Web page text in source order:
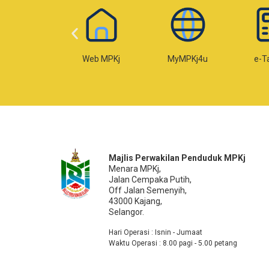
MyMPKj4u e-Taksiran e-
Majlis Perwakilan Penduduk MPKj
Menara MPKj,
Jalan Cempaka Putih,
Off Jalan Semenyih,
43000 Kajang,
Selangor.
Hari Operasi : Isnin - Jumaat
Waktu Operasi : 8.00 pagi - 5.00 petang